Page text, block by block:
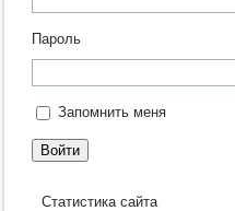
Пароль
Запомнить меня
Войти
Статистика сайта